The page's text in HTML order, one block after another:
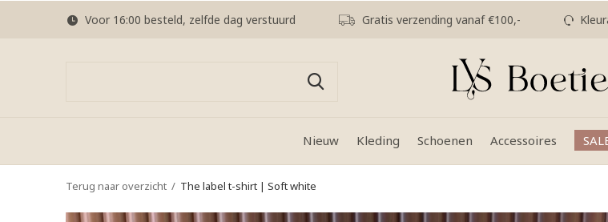
Nieuw Kleding Schoenen Accessoires
Voor 16:00 besteld, zelfde dag verstuurd Gratis verzending vanaf €100,-
Terug naar overzicht The label t-shirt | Soft white